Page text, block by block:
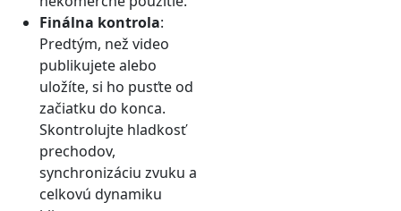
Finálna kontrola:
Predtým, než video
publikujete alebo
uložíte, si ho pusťte od
začiatku do konca.
Skontrolujte hladkosť
prechodov,
synchronizáciu zvuku a
celkovú dynamiku